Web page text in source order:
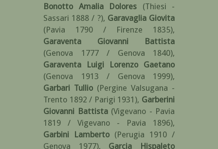
Bonotto Amalia Dolores
(Thiesi -
Sassari 1888 / ?), Garavaglia Giovita
(Pavia 1790 / Firenze 1835),
Garaventa Giovanni Battista
(Genova 1777 / Genova 1840),
Garaventa Luigi Lorenzo Gaetano
(Genova 1913 / Genova 1999),
Garbari Tullio (Pergine Valsugana -
Trento 1892 / Parigi 1931), Garberini
Giovanni Battista (Vigevano - Pavia
1819 / Vigevano - Pavia 1896),
Garbini Lamberto (Perugia 1910 /
Genova 1977), Garcia Hispaleto